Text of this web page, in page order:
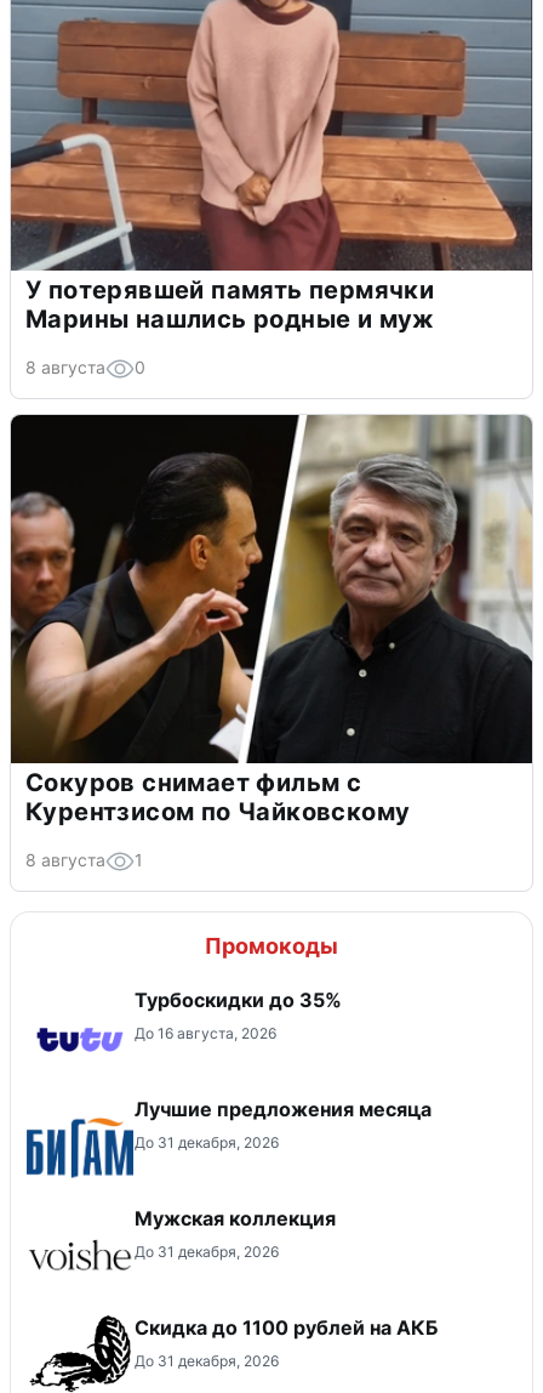
У потерявшей память пермячки
Марины нашлись родные и муж
8 августа 0
Сокуров снимает фильм с
Курентзисом по Чайковскому
8 августа 1
Промокоды
Турбоскидки до 35%
До 16 августа, 2026
Лучшие предложения месяца
До 31 декабря, 2026
Мужская коллекция
До 31 декабря, 2026
Скидка до 1100 рублей на АКБ
До 31 декабря, 2026